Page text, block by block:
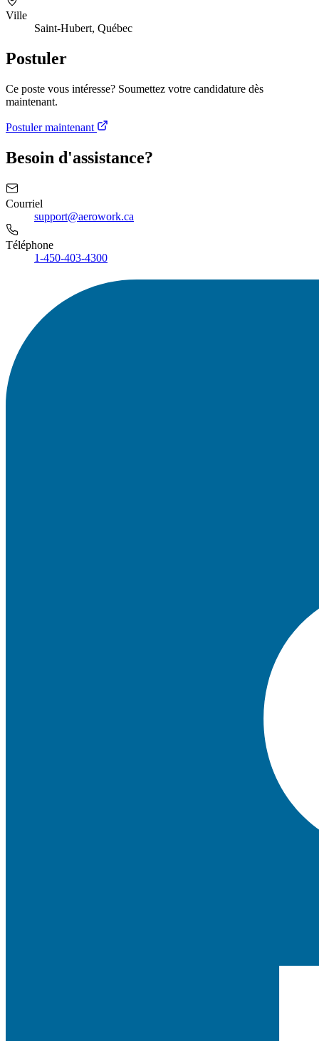
Ville
Saint-Hubert, Québec
Postuler
Ce poste vous intéresse? Soumettez votre candidature dès
maintenant.
Postuler maintenant
Besoin d'assistance?
Courriel
support@aerowork.ca
Téléphone
1-450-403-4300